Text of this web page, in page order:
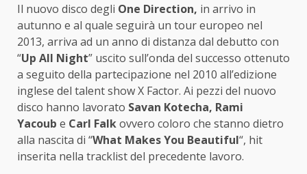
Il nuovo disco degli One Direction, in arrivo in
autunno e al quale seguirà un tour europeo nel
2013, arriva ad un anno di distanza dal debutto con
“Up All Night” uscito sull’onda del successo ottenuto
a seguito della partecipazione nel 2010 all’edizione
inglese del talent show X Factor. Ai pezzi del nuovo
disco hanno lavorato Savan Kotecha, Rami
Yacoub e Carl Falkovvero coloro che stanno dietro
alla nascita di “What Makes You Beautiful“, hit
inserita nella tracklist del precedente lavoro.